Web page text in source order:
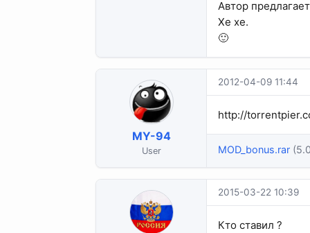
Автор
Хе хе.
🙂
MY-94
User
2012-04-09 11:44
http://
MOD_bonus.rar
2015-03-22 10:39
Кто ставил ?